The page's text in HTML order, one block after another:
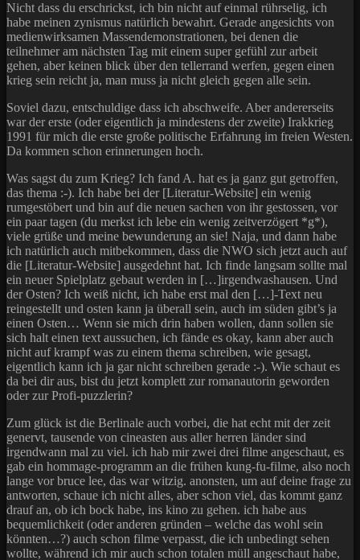
Nicht dass du erschrickst, ich bin nicht auf einmal rührselig, ich
habe meinen zynismus natürlich bewahrt. Gerade angesichts von
medienwirksamen Massendemonstrationen, bei denen die
teilnehmer am nächsten Tag mit einem super gefühl zur arbeit
gehen, aber keinen blick über den tellerrand werfen, gegen einen
krieg sein reicht ja, man muss ja nicht gleich gegen alle sein.
Soviel dazu, entschuldige dass ich abschweife. Aber andererseits
war der erste (oder eigentlich ja mindestens der zweite) Irakkrieg
1991 für mich die erste große politische Erfahrung im freien Westen.
Da kommen schon erinnerungen hoch.
Was sagst du zum Krieg? Ich fand A. hat es ja ganz gut getroffen,
das thema :-). Ich habe bei der [Literatur-Website] ein wenig
rumgestöbert und bin auf die neuen sachen von ihr gestossen, vor
ein paar tagen (du merkst ich lebe ein wenig zeitverzögert *g*),
viele grüße und meine bewunderung an sie! Naja, und dann habe
ich natürlich auch mitbekommen, dass die NWO sich jetzt auch auf
die [Literatur-Website] ausgedehnt hat. Ich finde langsam sollte mal
ein neuer Spielplatz gebaut werden in […]irgendwashausen. Und
der Osten? Ich weiß nicht, ich habe erst mal den […]-Text neu
reingestellt und osten kann ja überall sein, auch im süden gibt’s ja
einen Osten… Wenn sie mich drin haben wollen, dann sollen sie
sich halt einen text aussuchen, ich fände es okay, kann aber auch
nicht auf krampf was zu einem thema schreiben, wie gesagt,
eigentlich kann ich ja gar nicht schreiben gerade :-). Wie schaut es
da bei dir aus, bist du jetzt komplett zur romanautorin geworden
oder zur Profi-puzzlerin?
Zum glück ist die Berlinale auch vorbei, die hat echt mit der zeit
genervt, tausende von cineasten aus aller herren länder sind
irgendwann mal zu viel. ich hab mir zwei drei filme angeschaut, es
gab ein hommage-programm an die frühen kung-fu-filme, also noch
lange vor bruce lee, das war witzig. anonsten, um auf deine frage zu
antworten, schaue ich nicht alles, aber schon viel, das kommt ganz
drauf an, ob ich bock habe, ins kino zu gehen. ich habe aus
bequemlichkeit (oder anderen gründen – welche das wohl sein
könnten…?) auch schon filme verpasst, die ich unbedingt sehen
wollte, während ich mir auch schon totalen müll angeschaut habe,